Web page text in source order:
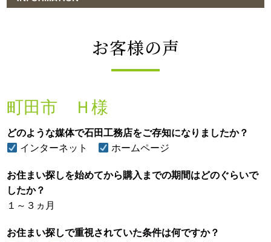
お客様の声
町田市 Ｈ様
どのような媒体で石田工務店をご存知になりましたか？
インターネット
ホームページ
お住まい探しを始めてから購入までの期間はどのぐらいで
したか？
１～３ヵ月
お住まい探しで重視されていた条件は何ですか？